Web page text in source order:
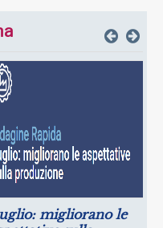
migliorano le